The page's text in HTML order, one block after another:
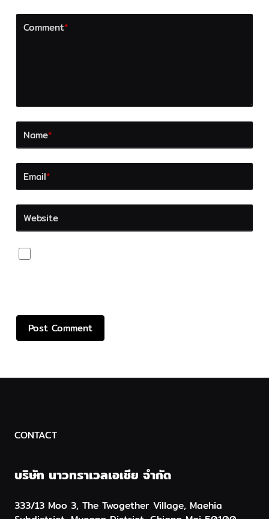
Comment*
Name*
Email*
Website
CONTACT
บริษัท นาวทราเวลเอเชีย จำกัด
333/13 Moo 3, The Twogether Village, Maehia